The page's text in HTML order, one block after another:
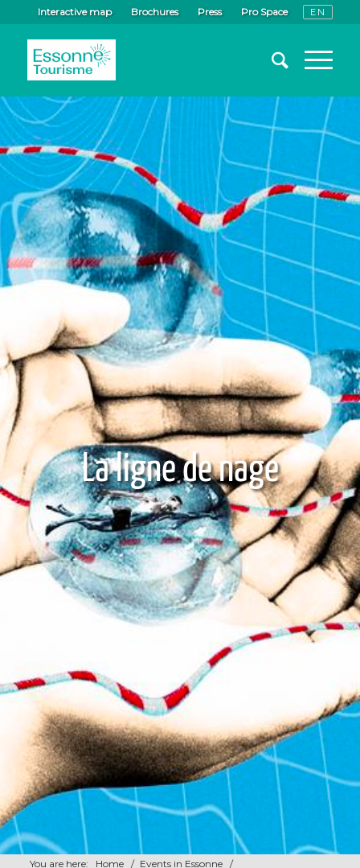
Interactive map Brochures Press Pro Space
La ligne de nage
You are here: Home / Events in Essonne
/